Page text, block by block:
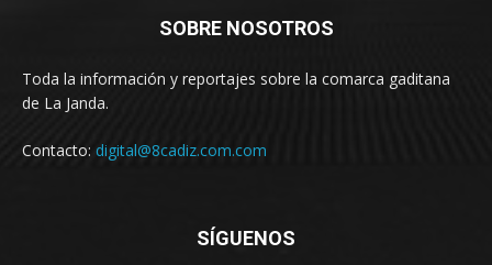
SOBRE NOSOTROS
Toda la información y reportajes sobre la comarca gaditana
de La Janda.
Contacto: digital@8cadiz.com.com
SÍGUENOS